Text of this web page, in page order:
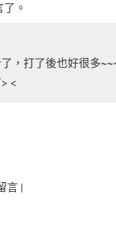
。
，打了後也好很多
<
言 |